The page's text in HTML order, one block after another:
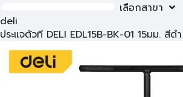
เลือกสาขา
deli
ประแจตัวที DELI EDL15B-BK-01 15มม. สีดำ